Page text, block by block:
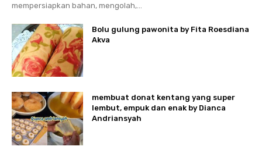
mempersiapkan bahan, mengolah,...
Bolu gulung pawonita by Fita Roesdiana
Akva
membuat donat kentang yang super
lembut, empuk dan enak by Dianca
Andriansyah